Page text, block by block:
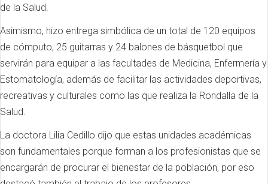
de la Salud.
Asimismo, hizo entrega simbólica de un total de 120 equipos
de cómputo, 25 guitarras y 24 balones de básquetbol que
servirán para equipar a las facultades de Medicina, Enfermería y
Estomatología, además de facilitar las actividades deportivas,
recreativas y culturales como las que realiza la Rondalla de la
Salud.
La doctora Lilia Cedillo dijo que estas unidades académicas
son fundamentales porque forman a los profesionistas que se
encargarán de procurar el bienestar de la población, por eso